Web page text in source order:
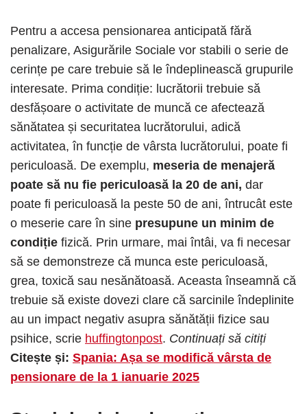
Pentru a accesa pensionarea anticipată fără
penalizare, Asigurările Sociale vor stabili o serie de
cerințe pe care trebuie să le îndeplinească grupurile
interesate. Prima condiție: lucrătorii trebuie să
desfășoare o activitate de muncă ce afectează
sănătatea și securitatea lucrătorului, adică
activitatea, în funcție de vârsta lucrătorului, poate fi
periculoasă. De exemplu, meseria de menajeră
poate să nu fie periculoasă la 20 de ani, dar
poate fi periculoasă la peste 50 de ani, întrucât este
o meserie care în sine presupune un minim de
condiție fizică. Prin urmare, mai întâi, va fi necesar
să se demonstreze că munca este periculoasă,
grea, toxică sau nesănătoasă. Aceasta înseamnă că
trebuie să existe dovezi clare că sarcinile îndeplinite
au un impact negativ asupra sănătății fizice sau
psihice, scrie huffingtonpost. Continuați să citiți
Citește și: Spania: Așa se modifică vârsta de
pensionare de la 1 ianuarie 2025